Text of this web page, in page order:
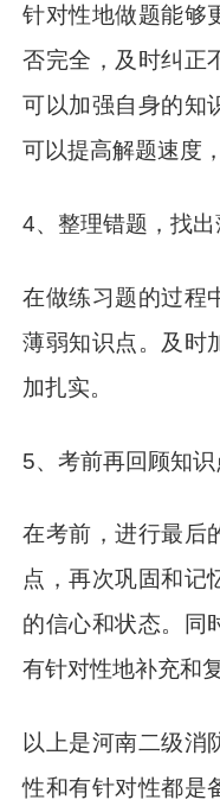
针对性地做题能够
否完全，及时纠正
可以加强自身的知
可以提高解题速度
4、整理错题，找
在做练习题的过程
薄弱知识点。及时
加扎实。
5、考前再回顾知
在考前，进行最后
点，再次巩固和记
的信心和状态。同
有针对性地补充和复
以上是河南二级消
性和有针对性都是